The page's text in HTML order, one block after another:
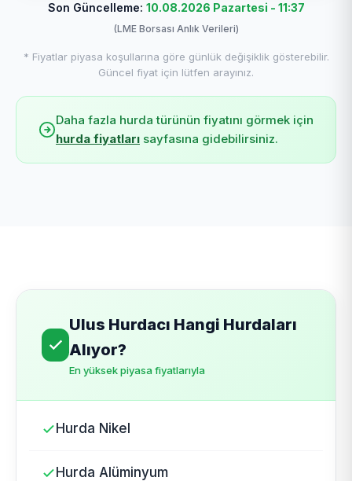
Son Güncelleme: 10.08.2026 Pazartesi - 11:37
(LME Borsası Anlık Verileri)
* Fiyatlar piyasa koşullarına göre günlük değişiklik gösterebilir.
Güncel fiyat için lütfen arayınız.
Daha fazla hurda türünün fiyatını görmek için
hurda fiyatları sayfasına gidebilirsiniz.
Ulus Hurdacı Hangi Hurdaları
Alıyor?
En yüksek piyasa fiyatlarıyla
Hurda Nikel
Hurda Alüminyum